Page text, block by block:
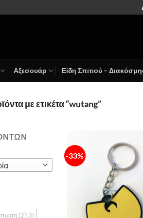
Αξεσουάρ Είδη Σπιτιού –
με ετικέτα “wutang”
(253)
-33%